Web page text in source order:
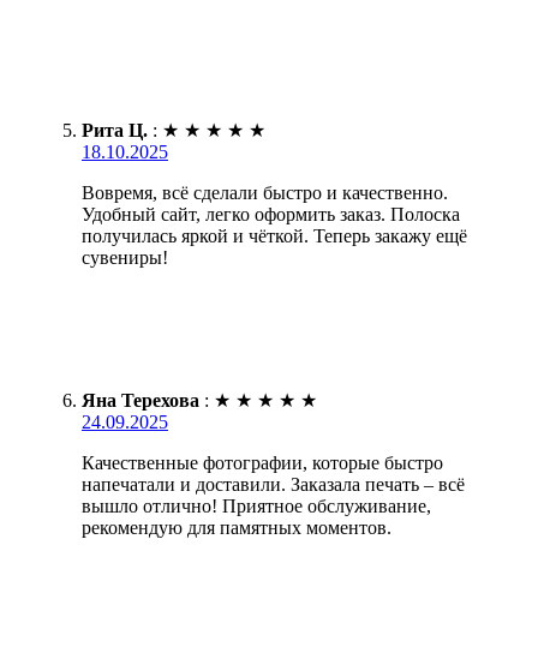
Рита Ц. : ★ ★ ★ ★ ★
18.10.2025
Вовремя, всё сделали быстро и качественно.
Удобный сайт, легко оформить заказ. Полоска
получилась яркой и чёткой. Теперь закажу ещё
сувениры!
Яна Терехова : ★ ★ ★ ★ ★
24.09.2025
Качественные фотографии, которые быстро
напечатали и доставили. Заказала печать – всё
вышло отлично! Приятное обслуживание,
рекомендую для памятных моментов.